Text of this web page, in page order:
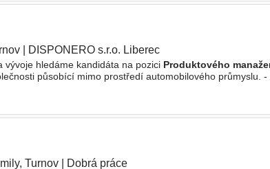
| DISPONERO s.r.o. Liberec
vývoje hledáme kandidáta na pozici Produktového
působící mimo prostředí automobilového průmyslu.
Turnov| Dobrá práce